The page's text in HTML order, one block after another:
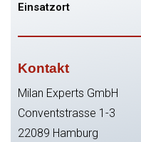
Einsatzort
Kontakt
Milan Experts GmbH
Conventstrasse 1-3
22089 Hamburg